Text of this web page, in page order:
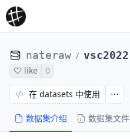
nateraw /
like 0
数据集介绍 数据集文件
在 datasets 中使用